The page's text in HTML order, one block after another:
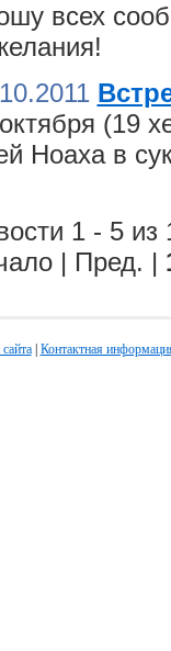
всех
(19
Ноаха в
1 - 5 из
| Пред. |
| Контактная